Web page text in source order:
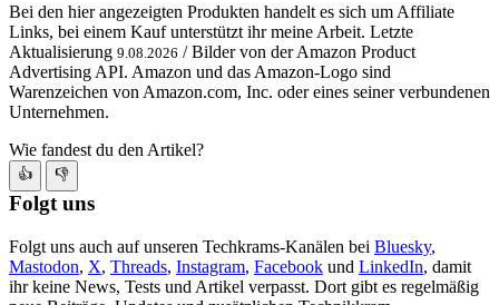
Bei den hier angezeigten Produkten handelt es sich um Affiliate
Links, bei einem Kauf unterstützt ihr meine Arbeit. Letzte
Aktualisierung 9.08.2026 / Bilder von der Amazon Product
Advertising API. Amazon und das Amazon-Logo sind
Warenzeichen von Amazon.com, Inc. oder eines seiner verbundenen
Unternehmen.
Wie fandest du den Artikel?
👍 👎
Folgt uns
Folgt uns auch auf unseren Techkrams-Kanälen bei Bluesky,
Mastodon, X, Threads, Instagram, Facebook und LinkedIn, damit
ihr keine News, Tests und Artikel verpasst. Dort gibt es regelmäßig